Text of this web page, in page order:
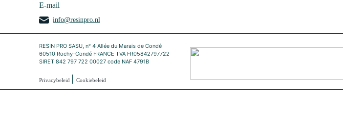
E-mail
info@resinpro.nl
RESIN PRO SASU, n° 4 Allée du Marais de Condé
60510 Rochy-Condé FRANCE TVA FR05842797722
SIRET 842 797 722 00027 code NAF 4791B
Privacybeleid Cookiebeleid